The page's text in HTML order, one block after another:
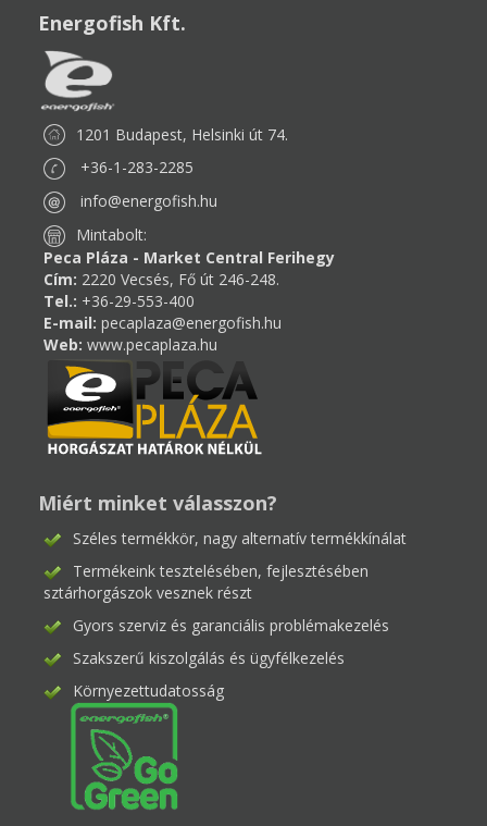
Energofish Kft.
1201 Budapest, Helsinki út 74.
+36-1-283-2285
info@energofish.hu
Mintabolt:
Peca Pláza - Market Central Ferihegy
Cím: 2220 Vecsés, Fő út 246-248.
Tel.: +36-29-553-400
E-mail: pecaplaza@energofish.hu
Web: www.pecaplaza.hu
Miért minket válasszon?
Széles termékkör, nagy alternatív termékkínálat
Termékeink tesztelésében, fejlesztésében
sztárhorgászok vesznek részt
Gyors szerviz és garanciális problémakezelés
Szakszerű kiszolgálás és ügyfélkezelés
Környezettudatosság